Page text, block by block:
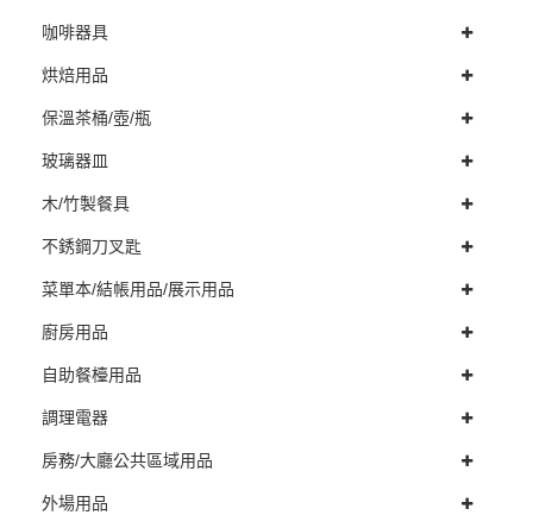
咖啡器具
烘焙用品
保溫茶桶/壺/瓶
玻璃器皿
木/竹製餐具
不銹鋼刀叉匙
菜單本/結帳用品/展示用品
廚房用品
自助餐檯用品
調理電器
房務/大廳公共區域用品
外場用品